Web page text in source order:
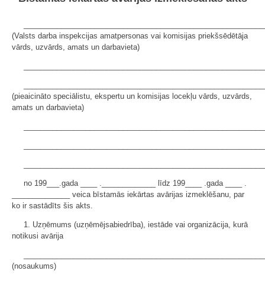
(Valsts darba inspekcijas amatpersonas vai komisijas priekšsēdētāja
vārds, uzvārds, amats un darbavieta)
(pieaicināto speciālistu, ekspertu un komisijas locekļu vārds, uzvārds,
amats un darbavieta)
no 199___.gada ____ ._____________ līdz 199____ .gada ____ .
______________ veica bīstamās iekārtas avārijas izmeklēšanu, par
ko ir sastādīts šis akts.
1. Uzņēmums (uzņēmējsabiedrība), iestāde vai organizācija, kurā
notikusi avārija
(nosaukums)